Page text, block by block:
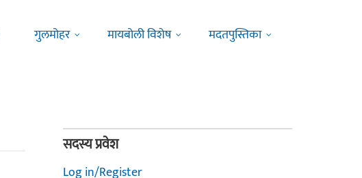
गुलमोहर मायबोली विशेष मदतपुस्तिका
सदस्य प्रवेश
Log in/Register